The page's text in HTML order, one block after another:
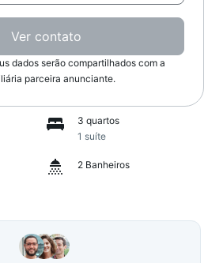
Ver contato
dados serão compartilhados com a
parceira anunciante.
3 quartos
1 suíte
2 Banheiros